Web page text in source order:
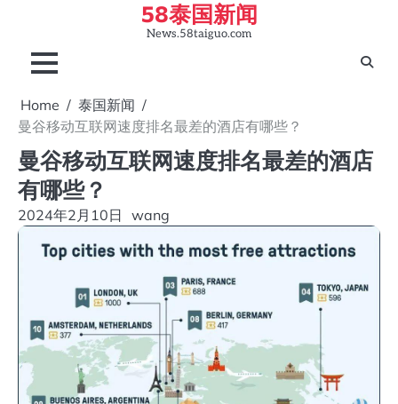
content
58泰国新闻
News.58taiguo.com
Home
泰国新闻
曼谷移动互联网速度排名最差的酒店有哪些？
曼谷移动互联网速度排名最差的酒店
有哪些？
2024年2月10日 wang